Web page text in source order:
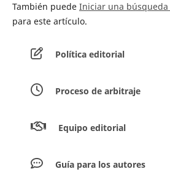
También puede Iniciar una
para este artículo.
Política editorial
Proceso de arbitraje
Equipo editorial
Guía para los autores